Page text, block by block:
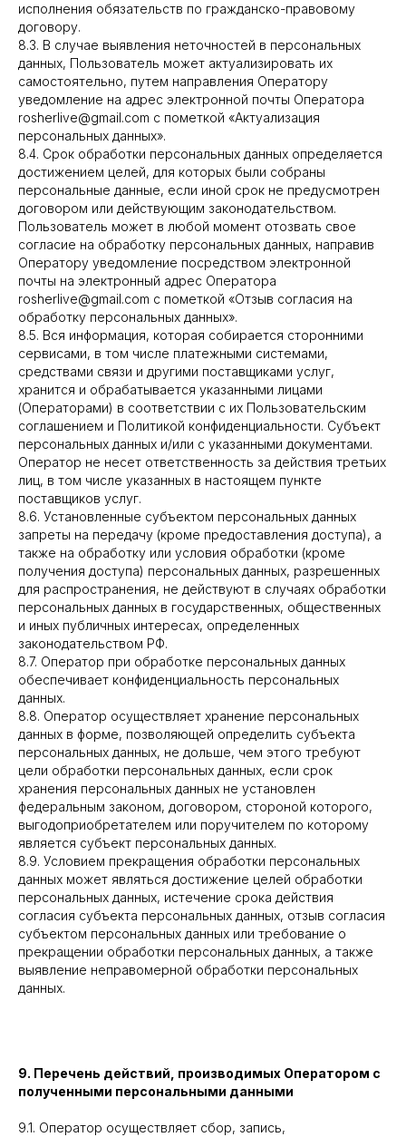
исполнения обязательств по гражданско-правовому
договору.
8.3. В случае выявления неточностей в персональных
данных, Пользователь может актуализировать их
самостоятельно, путем направления Оператору
уведомление на адрес электронной почты Оператора
rosherlive@gmail.com с пометкой «Актуализация
персональных данных».
8.4. Срок обработки персональных данных определяется
достижением целей, для которых были собраны
персональные данные, если иной срок не предусмотрен
договором или действующим законодательством.
Пользователь может в любой момент отозвать свое
согласие на обработку персональных данных, направив
Оператору уведомление посредством электронной
почты на электронный адрес Оператора
rosherlive@gmail.com с пометкой «Отзыв согласия на
обработку персональных данных».
8.5. Вся информация, которая собирается сторонними
сервисами, в том числе платежными системами,
средствами связи и другими поставщиками услуг,
хранится и обрабатывается указанными лицами
(Операторами) в соответствии с их Пользовательским
соглашением и Политикой конфиденциальности. Субъект
персональных данных и/или с указанными документами.
Оператор не несет ответственность за действия третьих
лиц, в том числе указанных в настоящем пункте
поставщиков услуг.
8.6. Установленные субъектом персональных данных
запреты на передачу (кроме предоставления доступа), а
также на обработку или условия обработки (кроме
получения доступа) персональных данных, разрешенных
для распространения, не действуют в случаях обработки
персональных данных в государственных, общественных
и иных публичных интересах, определенных
законодательством РФ.
8.7. Оператор при обработке персональных данных
обеспечивает конфиденциальность персональных
данных.
8.8. Оператор осуществляет хранение персональных
данных в форме, позволяющей определить субъекта
персональных данных, не дольше, чем этого требуют
цели обработки персональных данных, если срок
хранения персональных данных не установлен
федеральным законом, договором, стороной которого,
выгодоприобретателем или поручителем по которому
является субъект персональных данных.
8.9. Условием прекращения обработки персональных
данных может являться достижение целей обработки
персональных данных, истечение срока действия
согласия субъекта персональных данных, отзыв согласия
субъектом персональных данных или требование о
прекращении обработки персональных данных, а также
выявление неправомерной обработки персональных
данных.
9. Перечень действий, производимых Оператором с
полученными персональными данными
9.1. Оператор осуществляет сбор, запись,